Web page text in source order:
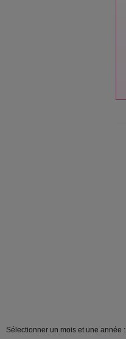
Sélectionner un mois et une année :